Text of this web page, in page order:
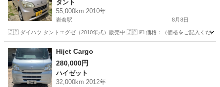
タント
55,000km 2010年
岩倉駅 8月8日
🇯🇵 ダイハツ タントエグゼ（2010年式）販売中 🇯🇵 💴 価格：（価格をご記入くださ
愛知 岩倉市
Hijet Cargo
280,000円
ハイゼット
32,000km 2012年